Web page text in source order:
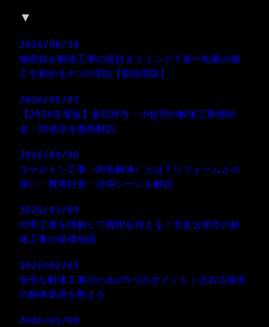
▼
2026/06/30
梅雨前が解体工事の絶好タイミング？春〜初夏の施
工を勧める3つの理由【愛知県版】
2026/05/07
【2026年度版】春日井市・小牧市の解体工事補助
金・助成金を徹底解説
2026/04/06
スケルトン工事（内装解体）とは？リフォームとの
違い・費用目安・活用シーンを解説
2026/03/09
付帯工事を理解して費用を抑える！北名古屋市の解
体工事の基礎知識
2026/02/05
安全な解体工事のための5つのポイント｜北名古屋市
の解体業者が教える
2026/01/08